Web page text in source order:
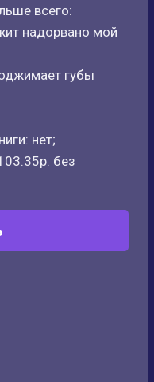
всего:
надорвано мой
губы
нет;
без